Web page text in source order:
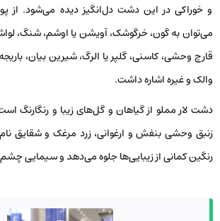
و خوراکی در این دشت دل‌انگیز دیده می‌شود.
می‌توان به گون، خرگوشک، آویشن یا اوشم، شنگ،
قارچ وحشی، کاسنی، گلپر یا الرگ، شیرین بیان،
والک و غیره اشاره داشت.
دشت لار مملو از گیاهان و گل‌های زیبا و رنگارنگ
زنبق وحشی بنفش و ارغوانی، زرد مرغک و شقایق
رنگین کمانی از زیبایی‌ها جلوه می‌دهد و سیمایی